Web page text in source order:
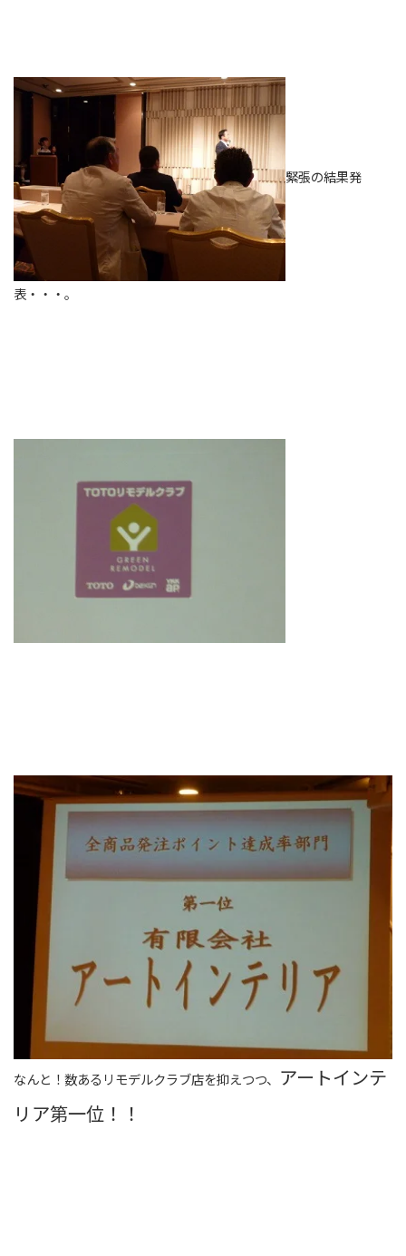
緊張の結果発
表・・・。
なんと！数あるリモデルクラブ店を抑えつつ、 アートインテ
リア第一位！！